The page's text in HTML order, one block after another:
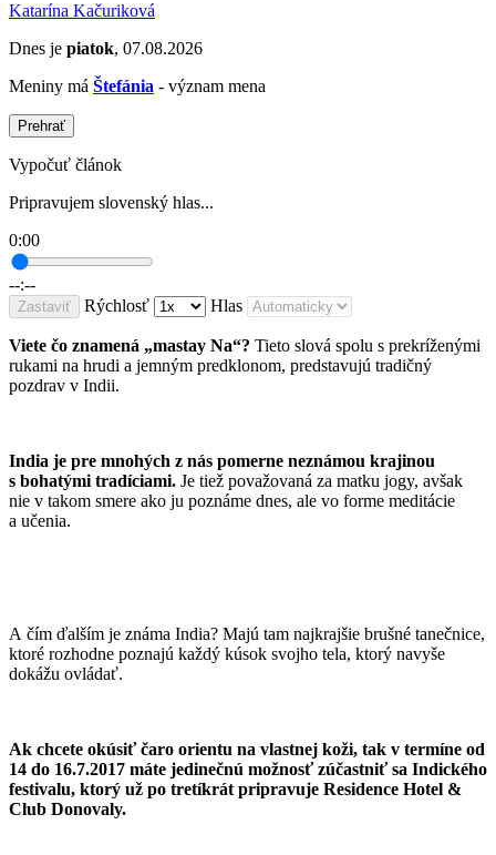
Katarína Kačuriková
Dnes je piatok, 07.08.2026
Meniny má Štefánia - význam mena
Prehrať
Vypočuť článok
Pripravujem slovenský hlas...
0:00
--:--
Zastaviť Rýchlosť Hlas
Viete čo znamená „mastay Na“? Tieto slová spolu s prekríženými
rukami na hrudi a jemným predklonom, predstavujú tradičný
pozdrav v Indii.
India je pre mnohých z nás pomerne neznámou krajinou
s bohatými tradíciami. Je tiež považovaná za matku jogy, avšak
nie v takom smere ako ju poznáme dnes, ale vo forme meditácie
a učenia.
A čím ďalším je známa India? Majú tam najkrajšie brušné tanečnice,
ktoré rozhodne poznajú každý kúsok svojho tela, ktorý navyše
dokážu ovládať.
Ak chcete okúsiť čaro orientu na vlastnej koži, tak v termíne od
14 do 16.7.2017 máte jedinečnú možnosť zúčastniť sa Indického
festivalu, ktorý už po tretíkrát pripravuje Residence Hotel &
Club Donovaly.